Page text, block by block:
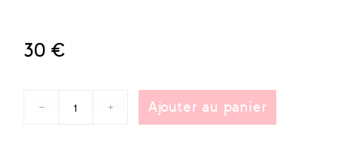
30 €
Ajouter au panier